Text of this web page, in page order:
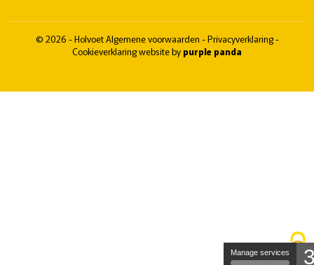
© 2026 - HolvoetAlgemene voorwaarden -Privacyverklaring-
Cookieverklaringwebsite by purple panda
Manage services